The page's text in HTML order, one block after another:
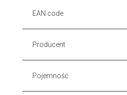
EAN code
Producent
Pojemność